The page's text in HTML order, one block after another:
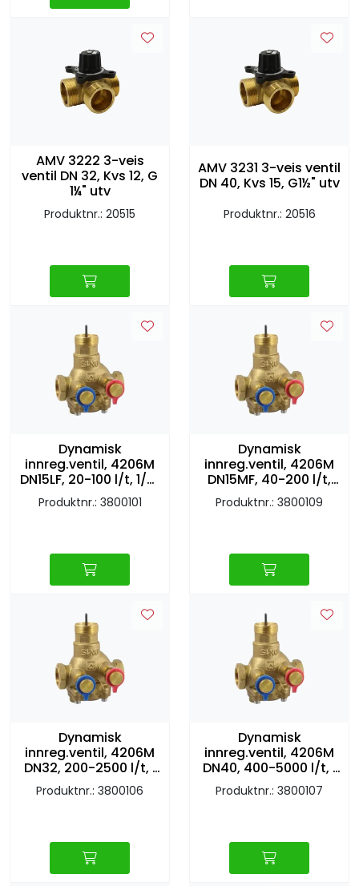
AMV 3222 3-veis
ventil DN 32, Kvs 12, G
1¼" utv
Produktnr.: 20515
AMV 3231 3-veis ventil
DN 40, Kvs 15, G1½" utv
Produktnr.: 20516
Dynamisk
innreg.ventil, 4206M
DN15LF, 20-100 l/t, 1/2"
Produktnr.: 3800101
Dynamisk
innreg.ventil, 4206M
DN15MF, 40-200 l/t,
1/2" inv
Produktnr.: 3800109
Dynamisk
innreg.ventil, 4206M
DN32, 200-2500 l/t, 1
1/4" inv
Produktnr.: 3800106
Dynamisk
innreg.ventil, 4206M
DN40, 400-5000 l/t, 1
1/2" inv
Produktnr.: 3800107